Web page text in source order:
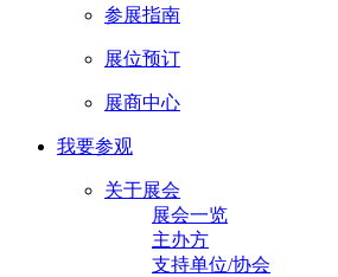
参展指南
展位预订
展商中心
我要参观
关于展会
展会一览
主办方
支持单位/协会